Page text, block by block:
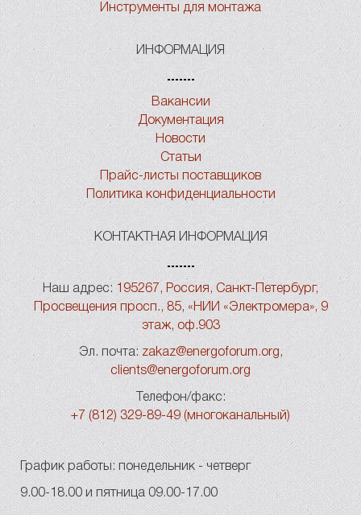
Инструменты для монтажа
ИНФОРМАЦИЯ
Вакансии
Документация
Новости
Статьи
Прайс-листы поставщиков
Политика конфиденциальности
КОНТАКТНАЯ ИНФОРМАЦИЯ
Наш адрес: 195267, Россия, Санкт-Петербург,
Просвещения просп., 85, «НИИ «Электромера», 9
этаж, оф.903
Эл. почта: zakaz@energoforum.org ,
clients@energoforum.org
Телефон/факс:
+7 (812) 329-89-49 (многоканальный)
График работы: понедельник - четверг
9.00-18.00 и пятница 09.00-17.00